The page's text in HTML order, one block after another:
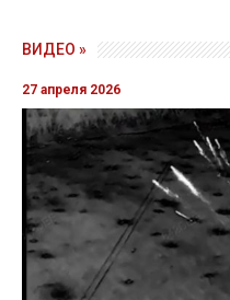
ВИДЕО »
27 апреля 2026